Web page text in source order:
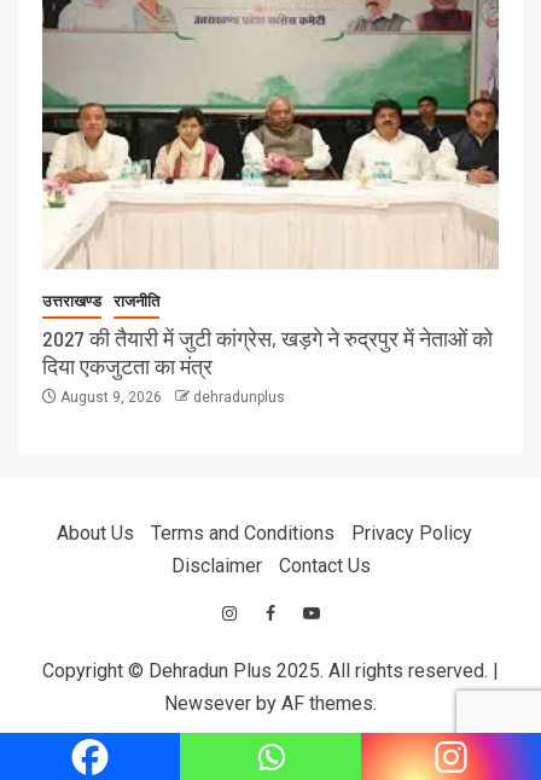
उत्तराखण्ड राजनीति
2027 की तैयारी में जुटी कांग्रेस, खड़गे ने रुद्रपुर में नेताओं को
दिया एकजुटता का मंत्र
August 9, 2026 dehradunplus
About Us Terms and Conditions
Privacy Policy
Disclaimer
Contact Us
Copyright © Dehradun Plus 2025. All rights reserved. |
Newsever by AF themes.